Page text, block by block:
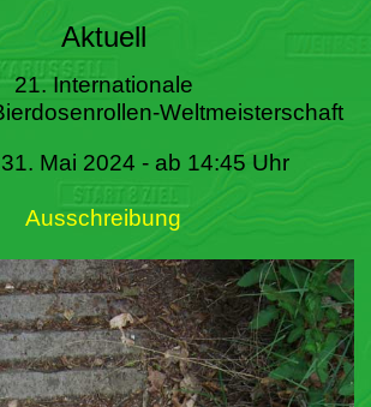
Aktuell
21. Internationale
Weltmeisterschaft
Mai 2024 - ab 14:45 Uhr
Ausschreibung